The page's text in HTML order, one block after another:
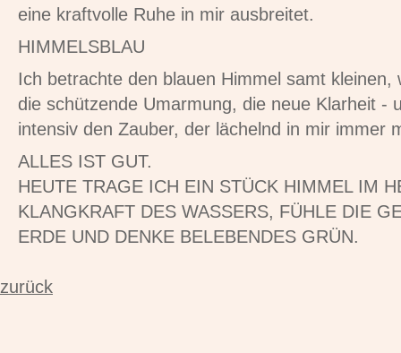
eine kraftvolle Ruhe in mir ausbreitet.
HIMMELSBLAU
Ich betrachte den blauen Himmel samt kleinen,
die schützende Umarmung, die neue Klarheit -
intensiv den Zauber, der lächelnd in mir immer
ALLES IST GUT.
HEUTE TRAGE ICH EIN STÜCK HIMMEL IM
KLANGKRAFT DES WASSERS, FÜHLE DIE
ERDE UND DENKE BELEBENDES GRÜN.
zurück